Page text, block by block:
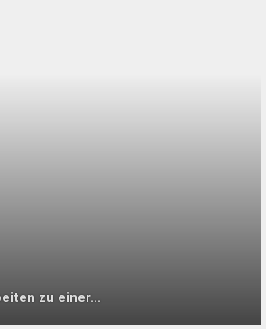
zu einer...